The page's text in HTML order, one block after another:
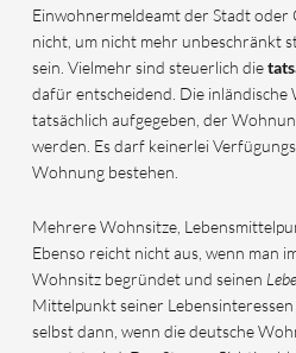
Einwohnermeldeamt der Stadt oder
nicht, um nicht mehr unbeschränkt
sein. Vielmehr sind steuerlich die
dafür entscheidend. Die inländische
tatsächlich aufgegeben, der
werden. Es darf keinerlei
Wohnung bestehen.
Mehrere Wohnsitze,
Ebenso reicht nicht aus, wenn man
Wohnsitz begründet und seinen
Mittelpunkt seiner
selbst dann, wenn die deutsche